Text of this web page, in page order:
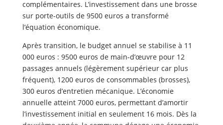
complémentaires. L’investissement dans une brosse
sur porte-outils de 9500 euros a transformé
l’équation économique.
Après transition, le budget annuel se stabilise à 11
000 euros : 9500 euros de main-d’œuvre pour 12
passages annuels (légèrement supérieur car plus
fréquent), 1200 euros de consommables (brosses),
300 euros d’entretien mécanique. L’économie
annuelle atteint 7000 euros, permettant d’amortir
l’investissement initial en seulement 16 mois. Dès la